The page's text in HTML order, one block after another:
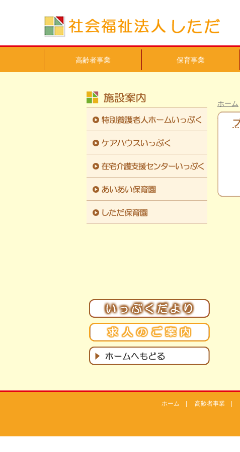
高齢者事業 保育事業
ホーム
ホーム | 高齢者事業 |